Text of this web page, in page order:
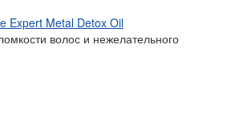
Expert Metal Detox Oil
волос и нежелательного